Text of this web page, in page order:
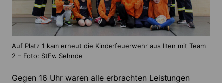
Auf Platz 1 kam erneut die Kinderfeuerwehr aus Ilten mit Team
2 – Foto: StFw Sehnde
Gegen 16 Uhr waren alle erbrachten Leistungen